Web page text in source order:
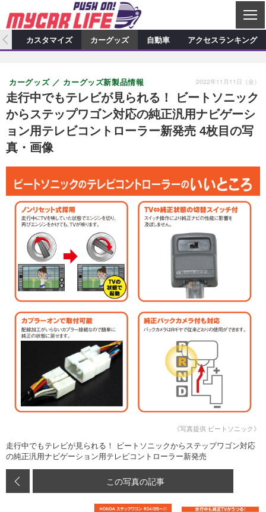
C
L
S
カーオーディオ
プロショップ検索 ショップ訪問記
カーオーディオニュース デモカー製作記
その他
カスタマイズ特集記事 カスタマイズ新製品情報
カスタマイズニュース
カーグッズ
カーグッズ特集記事 カーグッズ新製品情報
カーグッズニュース
自動車
ニュース
スクープ
アクセスランキング
カスタマイズ カーグッズ 自動車 アクセスランキング
走行中でもテレビが見られる！ ビートソニック
からステップワゴン対応の純正汎用ナビゲーシ
ョン用テレビコントローラー新発売 4枚目の写
真・画像
カーグッズ カーグッズ新製品情報 2022年11月11日（金）
《写真提供 ビートソニック》
走行中でもテレビが見られる！ ビートソニックからステップワゴン対応
の純正汎用ナビゲーション用テレビコントローラー新発売
この写真の記事